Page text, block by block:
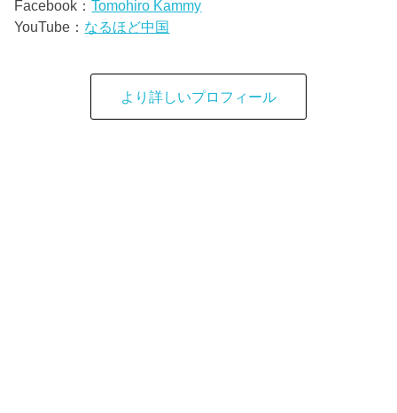
Facebook：Tomohiro Kammy
YouTube： なるほど中国
より詳しいプロフィール